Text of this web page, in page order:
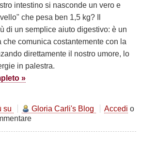
intestino si nasconde un vero e
che pesa ben 1,5 kg? Il
di un semplice aiuto digestivo: è un
che comunica costantemente con la
direttamente il nostro umore, lo
in palestra.
»
su
nostro
Gloria Carli's Blog Accedi o